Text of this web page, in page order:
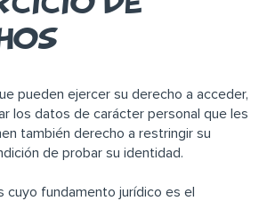
pueden ejercer su derecho a acceder,
los datos de carácter personal que les
también derecho a restringir su
de probar su identidad.
cuyo fundamento jurídico es el